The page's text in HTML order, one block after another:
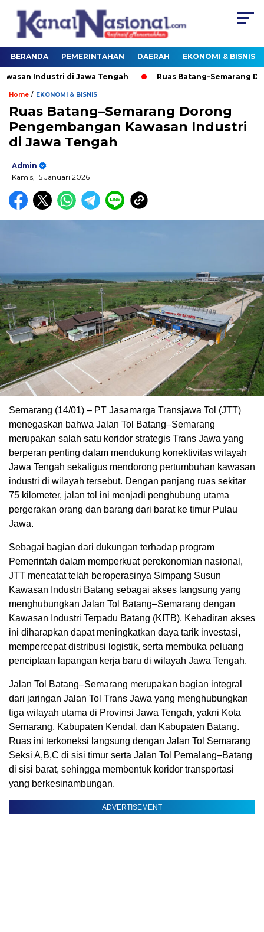
BERANDA PEMERINTAHAN DAERAH EKONOMI & BISNIS
Industri di Jawa Tengah Ruas Batang–Semarang
Home / EKONOMI & BISNIS
Ruas Batang–Semarang Dorong
Pengembangan Kawasan Industri
di Jawa Tengah
Admin
Kamis, 15 Januari 2026
Semarang (14/01) – PT Jasamarga Transjawa Tol (JTT)
menegaskan bahwa Jalan Tol Batang–Semarang
merupakan salah satu koridor strategis Trans Jawa yang
berperan penting dalam mendukung konektivitas wilayah
Jawa Tengah sekaligus mendorong pertumbuhan kawasan
industri di wilayah tersebut. Dengan panjang ruas sekitar
75 kilometer, jalan tol ini menjadi penghubung utama
pergerakan orang dan barang dari barat ke timur Pulau
Jawa.
Sebagai bagian dari dukungan terhadap program
Pemerintah dalam memperkuat perekonomian nasional,
JTT mencatat telah beroperasinya Simpang Susun
Kawasan Industri Batang sebagai akses langsung yang
menghubungkan Jalan Tol Batang–Semarang dengan
Kawasan Industri Terpadu Batang (KITB). Kehadiran akses
ini diharapkan dapat meningkatkan daya tarik investasi,
mempercepat distribusi logistik, serta membuka peluang
penciptaan lapangan kerja baru di wilayah Jawa Tengah.
Jalan Tol Batang–Semarang merupakan bagian integral
dari jaringan Jalan Tol Trans Jawa yang menghubungkan
tiga wilayah utama di Provinsi Jawa Tengah, yakni Kota
Semarang, Kabupaten Kendal, dan Kabupaten Batang.
Ruas ini terkoneksi langsung dengan Jalan Tol Semarang
Seksi A,B,C di sisi timur serta Jalan Tol Pemalang–Batang
di sisi barat, sehingga membentuk koridor transportasi
yang berkesinambungan.
ADVERTISEMENT